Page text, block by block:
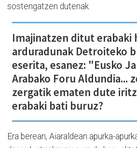
sostengatzen dutenak.
Imajinatzen ditut erabaki
arduradunak Detroiteko
eserita, esanez: "Eusko
Arabako Foru Aldundia...
zergatik ematen dute
erabaki bati buruz?
Era berean, Aiaraldean apurka-